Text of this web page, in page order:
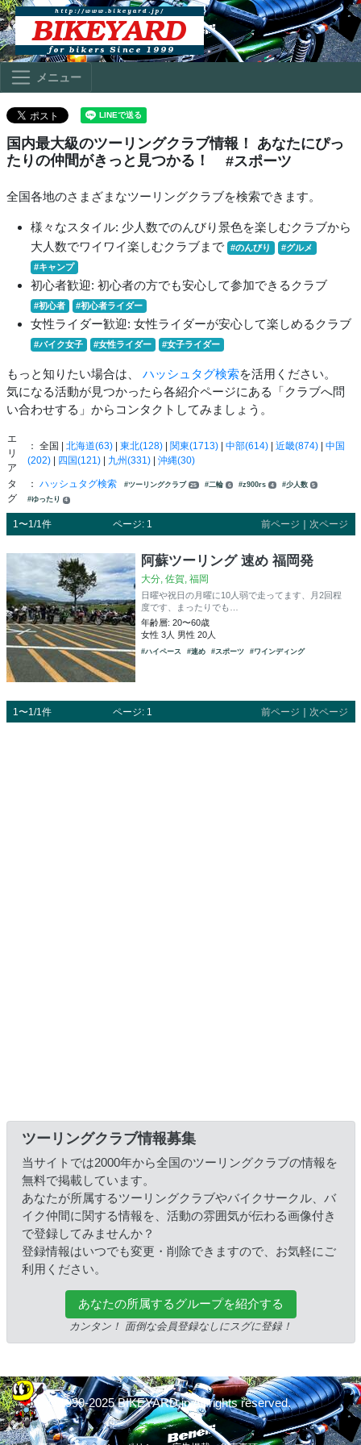
メニュー
国内最大級のツーリングクラブ情報！ あなたにぴっ
たりの仲間がきっと見つかる！
#スポーツ
全国各地のさまざまなツーリングクラブを検索できます。
様々なスタイル: 少人数でのんびり景色を楽しむクラブから
大人数でワイワイ楽しむクラブまで
#のんびり
#グルメ
#キャンプ
初心者歓迎: 初心者の方でも安心して参加できるクラブ
#初心者 #初心者ライダー
女性ライダー歓迎: 女性ライダーが安心して楽しめるクラブ
#バイク女子 #女性ライダー #女子ライダー
もっと知りたい場合は、 ハッシュタグ検索を活用ください。
気になる活動が見つかったら各紹介ページにある「クラブへ問
い合わせする」からコンタクトしてみましょう。
エ
リ
ア
： 全国 | 北海道(63)| 東北(128)| 関東(1713)| 中部(614)| 近畿(874)| 中国
(202)| 四国(121)| 九州(331)| 沖縄(30)
タ
グ
： ハッシュタグ検索 #ツーリングクラブ 25 #二輪 6 #z900rs 4 #少人数 5
#ゆったり 4
1〜1/1件 ページ: 1 前ページ 次ページ
阿蘇ツーリング 速め 福岡発
大分, 佐賀, 福岡
日曜や祝日の月曜に10人弱で走ってます、月2回程
度です、まったりでも…
年齢層: 20〜60歳
女性 3人 男性 20人
#ハイペース #速め #スポーツ #ワインディング
1〜1/1件 ページ: 1 前ページ ｜ 次ページ
ツーリングクラブ情報募集
当サイトでは2000年から全国のツーリングクラブの情報を
無料で掲載しています。
あなたが所属するツーリングクラブやバイクサークル、バ
イク仲間に関する情報を、活動の雰囲気が伝わる画像付き
で登録してみませんか？
登録情報はいつでも変更・削除できますので、お気軽にご
利用ください。
あなたの所属するグループを紹介する
カンタン！ 面倒な会員登録なしにスグに登録！
© 1999-2025 BIKEYARD.jp All rights reserved.